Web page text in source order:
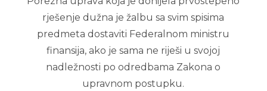
rješenje dužna je žalbu sa svim spisima
predmeta dostaviti Federalnom ministru
finansija, ako je sama ne riješi u svojoj
nadležnosti po odredbama Zakona o
upravnom postupku.